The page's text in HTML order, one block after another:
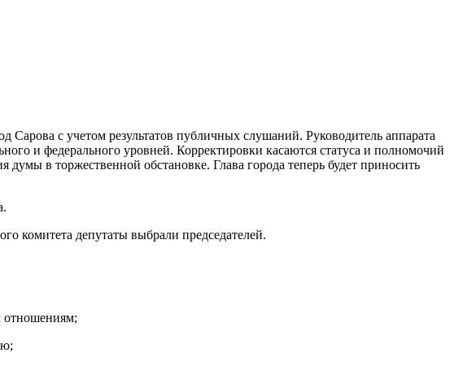
Сарова с учетом результатов публичных слушаний. Руководитель аппарата
и федерального уровней. Корректировки касаются статуса и полномочий
в торжественной обстановке. Глава города теперь будет приносить
комитета депутаты выбрали председателей.
отношениям;